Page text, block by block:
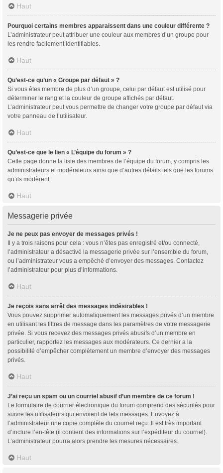
Haut
Pourquoi certains membres apparaissent dans une couleur différente ?
L’administrateur peut attribuer une couleur aux membres d’un groupe pour
les rendre facilement identifiables.
Haut
Qu’est-ce qu’un « Groupe par défaut » ?
Si vous êtes membre de plus d’un groupe, celui par défaut est utilisé pour
déterminer le rang et la couleur de groupe affichés par défaut.
L’administrateur peut vous permettre de changer votre groupe par défaut via
votre panneau de l’utilisateur.
Haut
Qu’est-ce que le lien « L’équipe du forum » ?
Cette page donne la liste des membres de l’équipe du forum, y compris les
administrateurs et modérateurs ainsi que d’autres détails tels que les forums
qu’ils modèrent.
Haut
Messagerie privée
Je ne peux pas envoyer de messages privés !
Il y a trois raisons pour cela : vous n’êtes pas enregistré et/ou connecté,
l’administrateur a désactivé la messagerie privée sur l’ensemble du forum,
ou l’administrateur vous a empêché d’envoyer des messages. Contactez
l’administrateur pour plus d’informations.
Haut
Je reçois sans arrêt des messages indésirables !
Vous pouvez supprimer automatiquement les messages privés d’un membre
en utilisant les filtres de message dans les paramètres de votre messagerie
privée. Si vous recevez des messages privés abusifs d’un membre en
particulier, rapportez les messages aux modérateurs. Ce dernier a la
possibilité d’empêcher complètement un membre d’envoyer des messages
privés.
Haut
J’ai reçu un spam ou un courriel abusif d’un membre de ce forum !
Le formulaire de courrier électronique du forum comprend des sécurités pour
suivre les utilisateurs qui envoient de tels messages. Envoyez à
l’administrateur une copie complète du courriel reçu. Il est très important
d’inclure l’en-tête (il contient des informations sur l’expéditeur du courriel).
L’administrateur pourra alors prendre les mesures nécessaires.
Haut